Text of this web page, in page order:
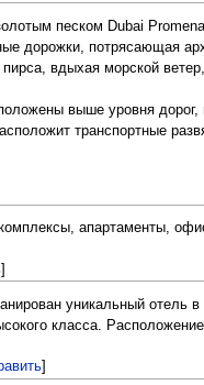
песком Dubai
дорожки, потрясающая
вдыхая морской
выше уровня
транспортные
апартаменты,
]
уникальный отель
класса.
]